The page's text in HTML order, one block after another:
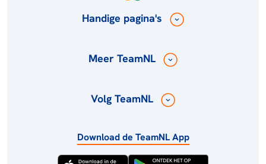
Handige pagina's
Meer TeamNL
Volg TeamNL
Download de TeamNL App